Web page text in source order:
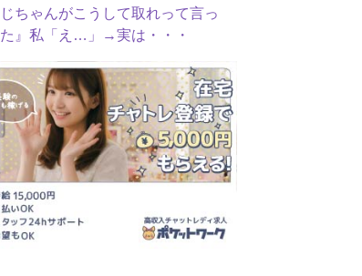
じちゃんがこうして取れって言っ
た』私「え…」→実は・・・